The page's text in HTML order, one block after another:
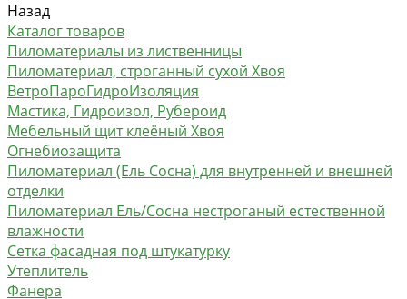
Назад
Каталог товаров
Пиломатериалы из лиственницы
Пиломатериал, строганный сухой Хвоя
ВетроПароГидроИзоляция
Мастика, Гидроизол, Рубероид
Мебельный щит клеёный Хвоя
Огнебиозащита
Пиломатериал (Ель Сосна) для внутренней и внешней
отделки
Пиломатериал Ель/Сосна нестроганый естественной
влажности
Сетка фасадная под штукатурку
Утеплитель
Фанера